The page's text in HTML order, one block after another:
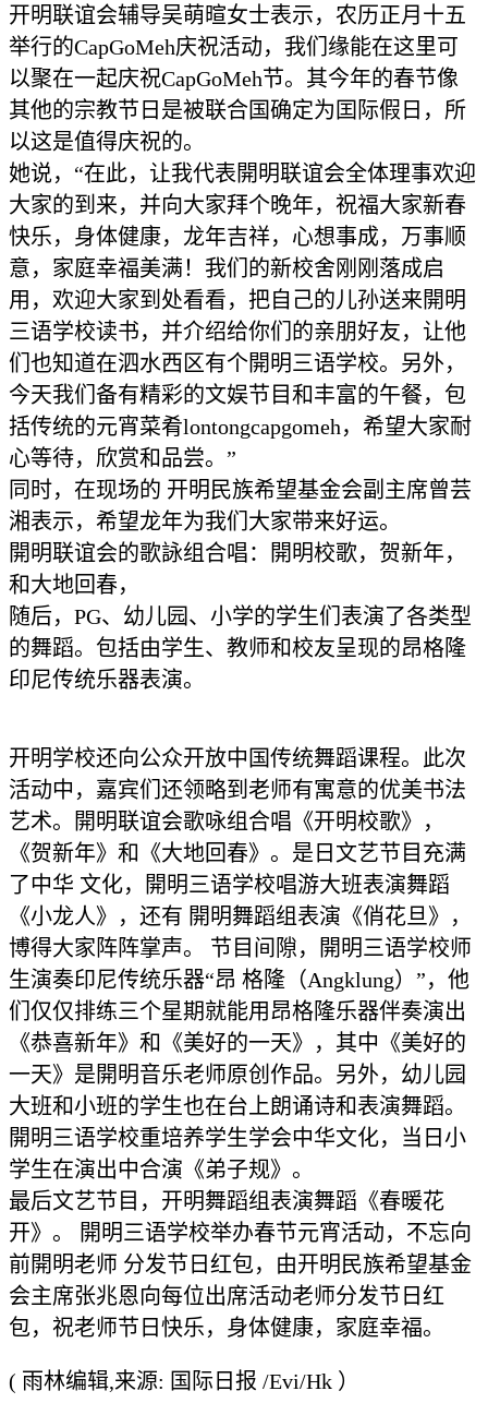
开明联谊会辅导吴萌暄女士表示，农历正月十五
举行的CapGoMeh庆祝活动，我们缘能在这里可
以聚在一起庆祝CapGoMeh节。其今年的春节像
其他的宗教节日是被联合国确定为囯际假日，所
以这是值得庆祝的。
她说，“在此，让我代表開明联谊会全体理事欢迎
大家的到来，并向大家拜个晚年，祝福大家新春
快乐，身体健康，龙年吉祥，心想事成，万事顺
意，家庭幸福美满！我们的新校舍刚刚落成启
用，欢迎大家到处看看，把自己的儿孙送来開明
三语学校读书，并介绍给你们的亲朋好友，让他
们也知道在泗水西区有个開明三语学校。另外，
今天我们备有精彩的文娱节目和丰富的午餐，包
括传统的元宵菜肴lontongcapgomeh，希望大家耐
心等待，欣赏和品尝。”
同时，在现场的 开明民族希望基金会副主席曾芸
湘表示，希望龙年为我们大家带来好运。
開明联谊会的歌詠组合唱：開明校歌，贺新年，
和大地回春，
随后，PG、幼儿园、小学的学生们表演了各类型
的舞蹈。包括由学生、教师和校友呈现的昂格隆
印尼传统乐器表演。
开明学校还向公众开放中国传统舞蹈课程。此次
活动中，嘉宾们还领略到老师有寓意的优美书法
艺术。開明联谊会歌咏组合唱《开明校歌》，
《贺新年》和《大地回春》。是日文艺节目充满
了中华 文化，開明三语学校唱游大班表演舞蹈
《小龙人》，还有 開明舞蹈组表演《俏花旦》，
博得大家阵阵掌声。 节目间隙，開明三语学校师
生演奏印尼传统乐器“昂 格隆（Angklung）”，他
们仅仅排练三个星期就能用昂格隆乐器伴奏演出
《恭喜新年》和《美好的一天》，其中《美好的
一天》是開明音乐老师原创作品。另外，幼儿园
大班和小班的学生也在台上朗诵诗和表演舞蹈。
開明三语学校重培养学生学会中华文化，当日小
学生在演出中合演《弟子规》。
最后文艺节目，开明舞蹈组表演舞蹈《春暖花
开》。 開明三语学校举办春节元宵活动，不忘向
前開明老师 分发节日红包，由开明民族希望基金
会主席张兆恩向每位出席活动老师分发节日红
包，祝老师节日快乐，身体健康，家庭幸福。
( 雨林编辑,来源: 国际日报 /Evi/Hk ）